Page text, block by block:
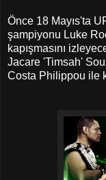
Önce 18 Mayıs'ta
şampiyonu Luke
kapışmasını
Jacare 'Timsah'
Costa Philippou ile